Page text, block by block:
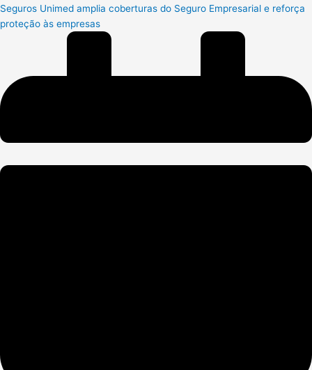
Seguros Unimed amplia coberturas do Seguro Empresarial e reforça
proteção às empresas